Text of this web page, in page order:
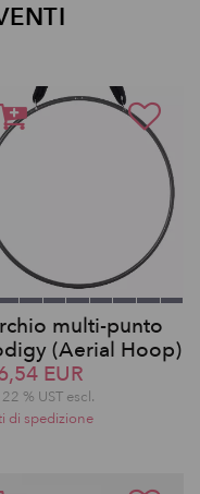
multi-punto
(Aerial Hoop)
EUR
% UST escl.
di spedizione